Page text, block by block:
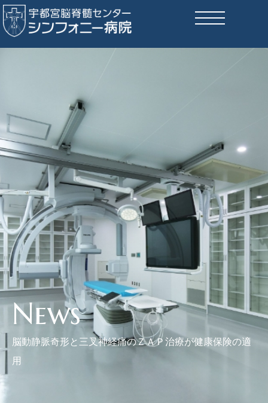
News
脳動静脈奇形と三叉神経痛のＺＡＰ治療が健康保険の適
用